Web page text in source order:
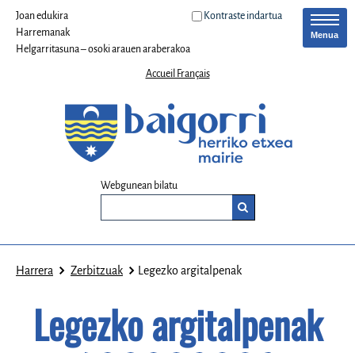
Joan edukira
Harremanak
Helgarritasuna – osoki arauen araberakoa
Kontraste indartua
Accueil Français
Webgunean bilatu
Menua
Harrera Zerbitzuak Legezko argitalpenak
Legezko argitalpenak